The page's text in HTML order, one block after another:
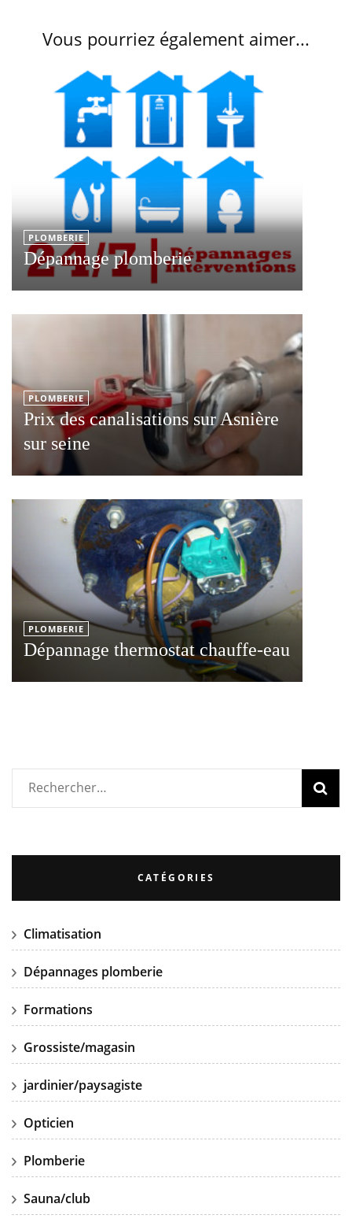
Vous pourriez également aimer...
PLOMBERIE
Dépannage plomberie
PLOMBERIE
Prix des canalisations sur Asnière
sur seine
PLOMBERIE
Dépannage thermostat chauffe-eau
Rechercher :
CATÉGORIES
Climatisation
Dépannages plomberie
Formations
Grossiste/magasin
jardinier/paysagiste
Opticien
Plomberie
Sauna/club